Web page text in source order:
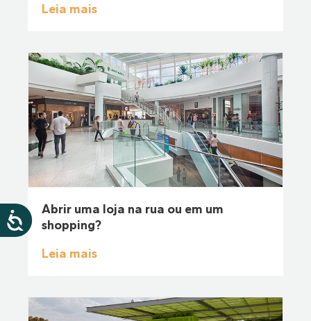
Leia mais
Abrir uma loja na rua ou em um
shopping?
Leia mais